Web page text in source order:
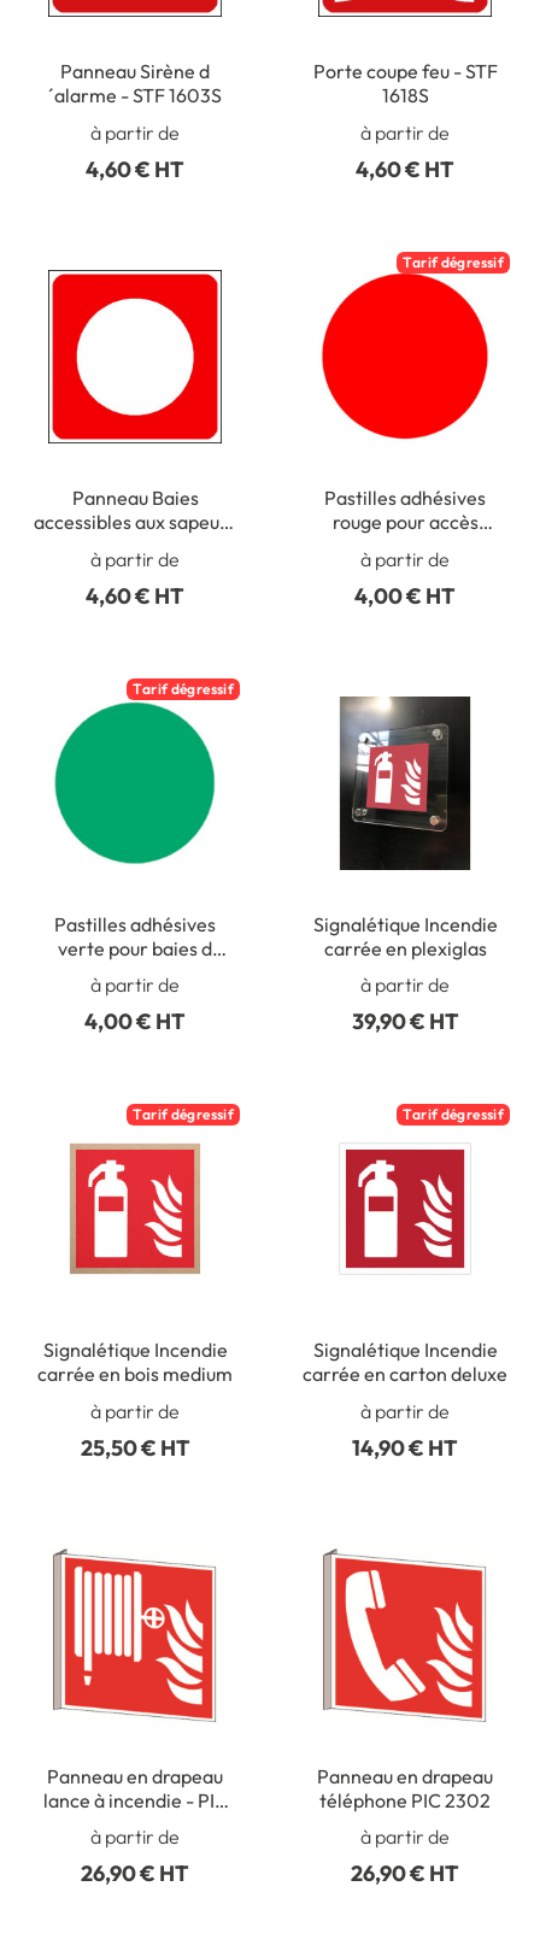
Panneau Sirène d
´alarme - STF 1603S
à partir de
4,60 € HT
Porte coupe feu - STF
1618S
à partir de
4,60 € HT
Panneau Baies
accessibles aux sapeurs
à partir de
4,60 € HT
Tarif dégressif
Pastilles adhésives
rouge pour accès
à partir de
4,00 € HT
Tarif dégressif
Pastilles adhésives
verte pour baies d
´évacuation - PIC 0707
à partir de
4,00 € HT
Signalétique Incendie
carrée en plexiglas
à partir de
39,90 € HT
Tarif dégressif
Signalétique Incendie
carrée en bois medium
à partir de
25,50 € HT
Tarif dégressif
Signalétique Incendie
carrée en carton deluxe
à partir de
14,90 € HT
Panneau en drapeau
lance à incendie - PIC
à partir de
26,90 € HT
Panneau en drapeau
téléphone PIC 2302
à partir de
26,90 € HT